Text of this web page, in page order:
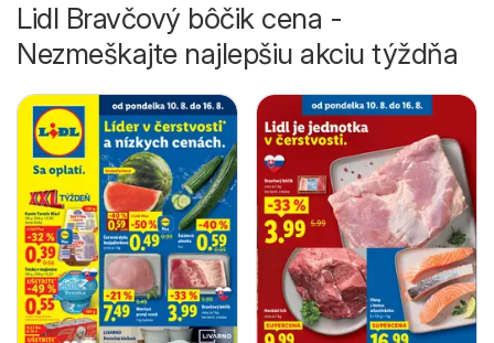
Lidl Bravčový bôčik cena -
Nezmeškajte najlepšiu akciu týždňa